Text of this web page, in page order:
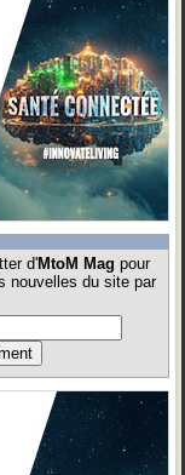
d'MtoM Mag pour
nouvelles du site par